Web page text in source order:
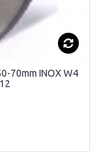
70mm INOX W4